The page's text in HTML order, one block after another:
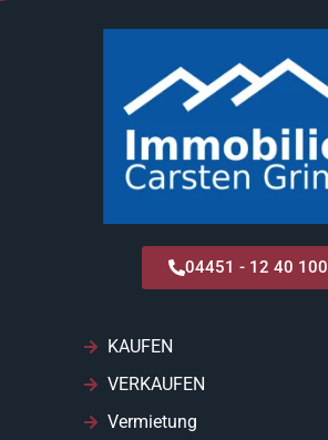
04451 - 12 40 100
KAUFEN
VERKAUFEN
Vermietung